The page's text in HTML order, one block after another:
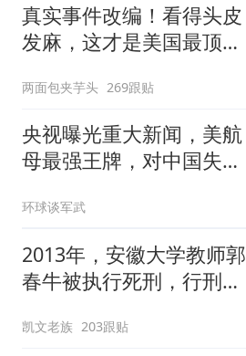
真实事件改编！看得头皮
发麻，这才是美国最顶级
两面包夹芋头 269跟贴
央视曝光重大新闻，美航
母最强王牌，对中国失
环球谈军武
2013年，安徽大学教师郭
春牛被执行死刑，行刑前
凯文老族 203跟贴